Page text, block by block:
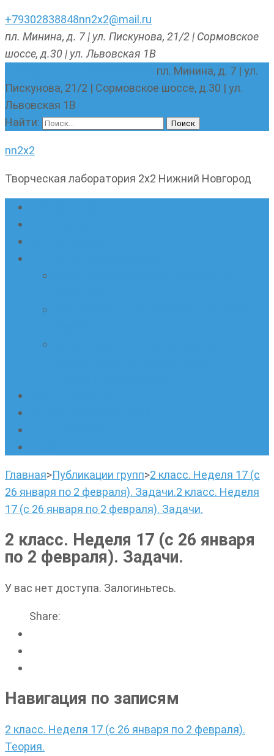
+79302838848nn2x2@mail.ru
пл. Минина, д. 7 | ул. Пискунова, 21/2 | Сормовское
шоссе, д.30 | ул. Львовская 1В
пл. Минина, д. 7 | ул.
Пискунова, 21/2 | Сормовское шоссе, д.30 | ул.
Львовская 1В
Найти:
nn2x2
Творческая лаборатория 2х2 Нижний Новгород
Главная>Публикации групп>2 класс. Неделя 17 (с
26 января по 2 февраля). Задачи.2 класс. Неделя
17 (с 26 января по 2 февраля). Задачи.
2 класс. Неделя 17 (с 26 января
по 2 февраля). Задачи.
У вас нет доступа. Залогиньтесь.
Share:
Навигация по записям
2 класс. Неделя 17 (с 26 января по 2 февраля).
Теория.